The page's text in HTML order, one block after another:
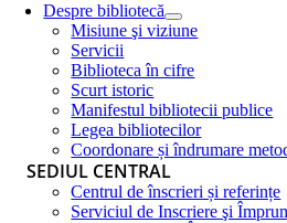
Despre bibliotecă
Misiune şi viziune
Servicii
Biblioteca în cifre
Scurt istoric
Manifestul bibliotecii publice
Legea bibliotecilor
Coordonare și îndrumare
SEDIUL CENTRAL
Centrul de înscrieri și referințe
Serviciul de Inscriere şi